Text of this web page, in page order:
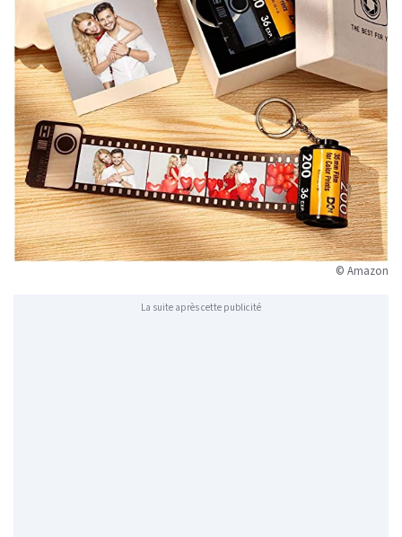
© Amazon
La suite après cette publicité